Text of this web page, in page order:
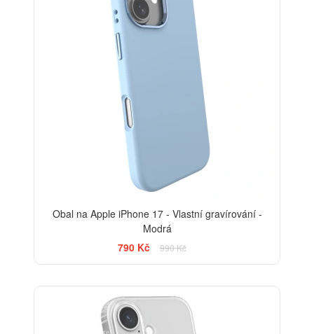
Obal na Apple iPhone 17 - Vlastní gravírování -
Modrá
790 Kč
990 Kč